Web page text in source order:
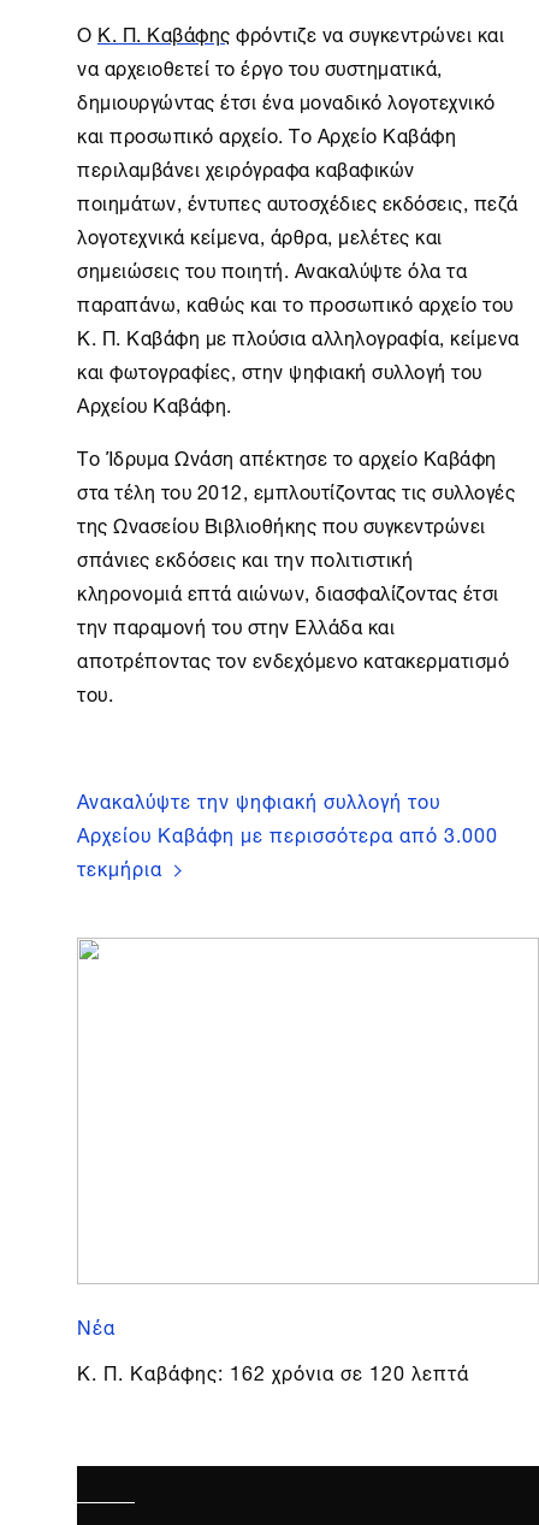
Ο Κ. Π. Καβάφηςφρόντιζε να συγκεντρώνει και
να αρχειοθετεί το έργο του συστηματικά,
δημιουργώντας έτσι ένα μοναδικό λογοτεχνικό
και προσωπικό αρχείο. ΤοΑρχείο Καβάφη
περιλαμβάνει χειρόγραφα καβαφικών
ποιημάτων, έντυπες αυτοσχέδιες εκδόσεις, πεζά
λογοτεχνικά κείμενα, άρθρα, μελέτες και
σημειώσεις του ποιητή. Ανακαλύψτε όλα τα
παραπάνω, καθώς και το προσωπικό αρχείο του
Κ. Π. Καβάφη με πλούσια αλληλογραφία, κείμενα
και φωτογραφίες, στην ψηφιακή συλλογή του
Αρχείου Καβάφη.
ΤοΊδρυμα Ωνάση απέκτησε το αρχείο Καβάφη
στα τέλη του 2012, εμπλουτίζοντας τις συλλογές
της Ωνασείου Βιβλιοθήκης που συγκεντρώνει
σπάνιες εκδόσεις και την πολιτιστική
κληρονομιά επτά αιώνων, διασφαλίζοντας έτσι
την παραμονή του στην Ελλάδα και
αποτρέποντας τον ενδεχόμενο κατακερματισμό
του.
Ανακαλύψτε την ψηφιακή συλλογή του
Αρχείου Καβάφη με περισσότερα από 3.000
τεκμήρια
Νέα
Κ. Π. Καβάφης: 162 χρόνια σε 120 λεπτά